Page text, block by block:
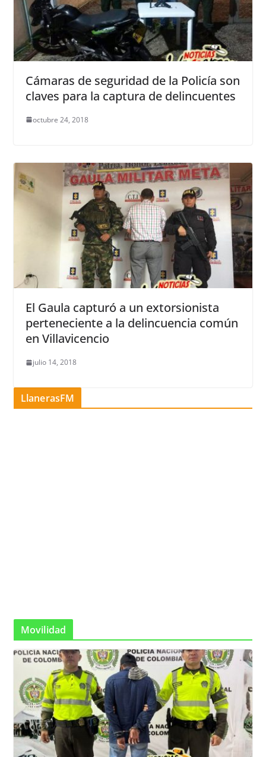
Cámaras de seguridad de la Policía son
claves para la captura de delincuentes
octubre 24, 2018
El Gaula capturó a un extorsionista
perteneciente a la delincuencia común
en Villavicencio
julio 14, 2018
LlanerasFM
Movilidad